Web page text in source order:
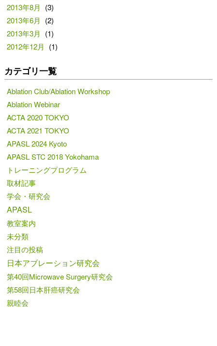
2013年8月
(3)
2013年6月
(2)
2013年3月
(1)
2012年12月
(1)
カテゴリ一覧
Ablation Club/Ablation Workshop
Ablation Webinar
ACTA 2020 TOKYO
ACTA 2021 TOKYO
APASL 2024 Kyoto
APASL STC 2018 Yokohama
トレーニングプログラム
取材記事
学会・研究会
APASL
教室案内
未分類
注目の投稿
日本アブレーション研究会
第40回Microwave Surgery研究会
第58回日本肝癌研究会
親睦会